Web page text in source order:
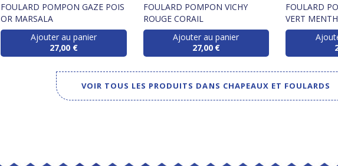
FOULARD POMPON GAZE POIS
OR MARSALA
Ajouter au panier
27,00 €
FOULARD POMPON VICHY
ROUGE CORAIL
Ajouter au panier
27,00 €
FOULARD
VERT
VOIR TOUS LES PRODUITS DANS CHAPEAUX ET FOULARDS